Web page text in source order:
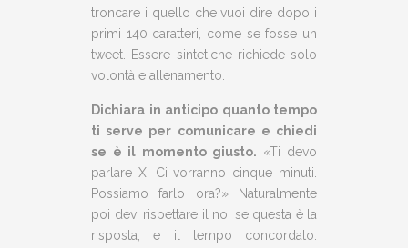
troncare i quello che vuoi dire dopo i
primi 140 caratteri, come se fosse un
tweet. Essere sintetiche richiede solo
volontà e allenamento.
Dichiara in anticipo quanto tempo
ti serve per comunicare e chiedi
se è il momento giusto. «Ti devo
parlare X. Ci vorranno cinque minuti.
Possiamo farlo ora?» Naturalmente
poi devi rispettare il no, se questa è la
risposta, e il tempo concordato.